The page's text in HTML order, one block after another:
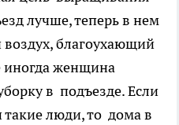
лучше, теперь в нем
благоухающий
иногда женщина
в подъезде. Если
люди, то дома в